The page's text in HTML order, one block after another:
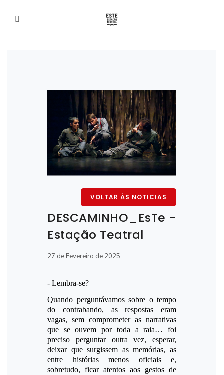
VOLTAR ÀS NOTICIAS
DESCAMINHO_EsTe -
Estação Teatral
27 de Fevereiro de 2025
- Lembra-se?
Quando perguntávamos sobre o tempo
do contrabando, as respostas eram
vagas, sem comprometer as narrativas
que se ouvem por toda a raia… foi
preciso perguntar outra vez, esperar,
deixar que surgissem as memórias, as
entre histórias menos oficiais e,
sobretudo, ficar atentos aos gestos de